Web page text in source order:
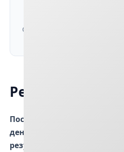
Обучаем команду работе с
Результаты
После внедрения системы
денежными потоками
результаты: